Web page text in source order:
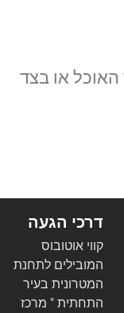
או בצד
דרכי הגעה
קווי אוטובוס
המובילים לתחנת
המטרונית בעיר
התחתית " מרכז